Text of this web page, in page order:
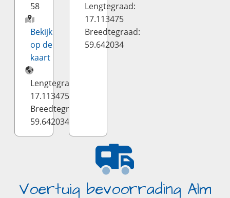
58
Bekijk
op de
kaart
Lengtegraad:
17.113475
Breedtegraad:
59.642034
Lengtegraad:
17.113475
Breedtegraad:
59.642034
Voertuig bevoorrading Alm